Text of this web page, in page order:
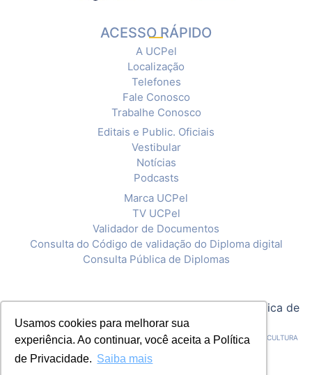
Usamos cookies para melhorar sua
experiência. Ao continuar, você aceita a Política
de Privacidade. Saiba mais
ACESSO RÁPIDO
A UCPel
Localização
Telefones
Fale Conosco
Trabalhe Conosco
Editais e Public. Oficiais
Vestibular
Notícias
Podcasts
Marca UCPel
TV UCPel
Validador de Documentos
Consulta do Código de validação do Diploma digital
Consulta Pública de Diplomas
Política de
Privacidade
CNPJ: 92.238.914/0001-03 - ASSOCIAÇÃO PELOTENSE DE ASSISTÊNCIA E CULTURA